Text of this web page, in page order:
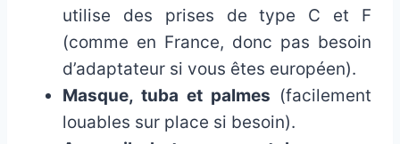
utilise des prises de type C et F
(comme en France, donc pas besoin
d’adaptateur si vous êtes européen).
Masque, tuba et palmes (facilement
louables sur place si besoin).